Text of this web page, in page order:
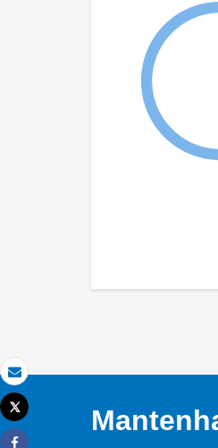
Email
Imprimir
Tweet